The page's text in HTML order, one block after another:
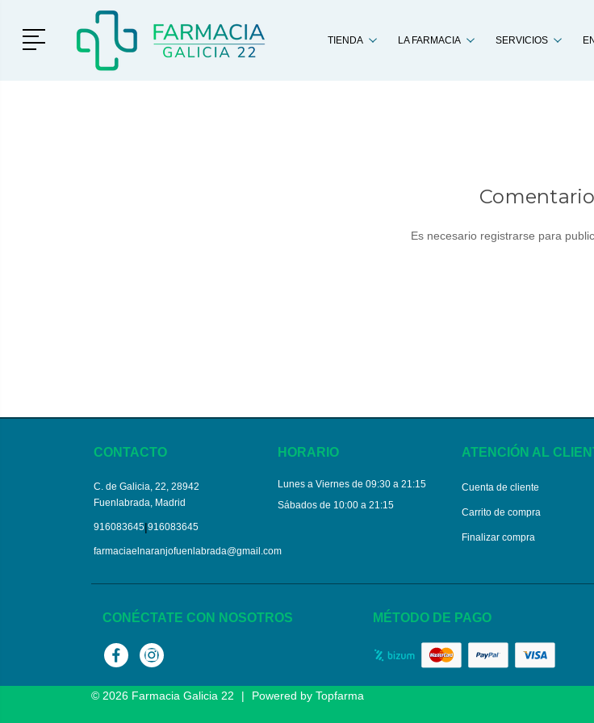
Menú TIENDA LA FARMACIA SERVICIOS
Es necesario registrarse para
CONTACTO
C. de Galicia, 22, 28942
Fuenlabrada, Madrid
916083645|916083645
farmaciaelnaranjofuenlabrada@gmail.com
HORARIO
Lunes a Viernes de 09:30 a 21:15
Sábados de 10:00 a 21:15
ATENCIÓN AL
Cuenta de cliente
Carrito de compra
Finalizar compra
CONÉCTATE CON NOSOTROS
FacebookInstagram
MÉTODO DE PAGO
© 2026 Farmacia Galicia 22 | Powered by Topfarma